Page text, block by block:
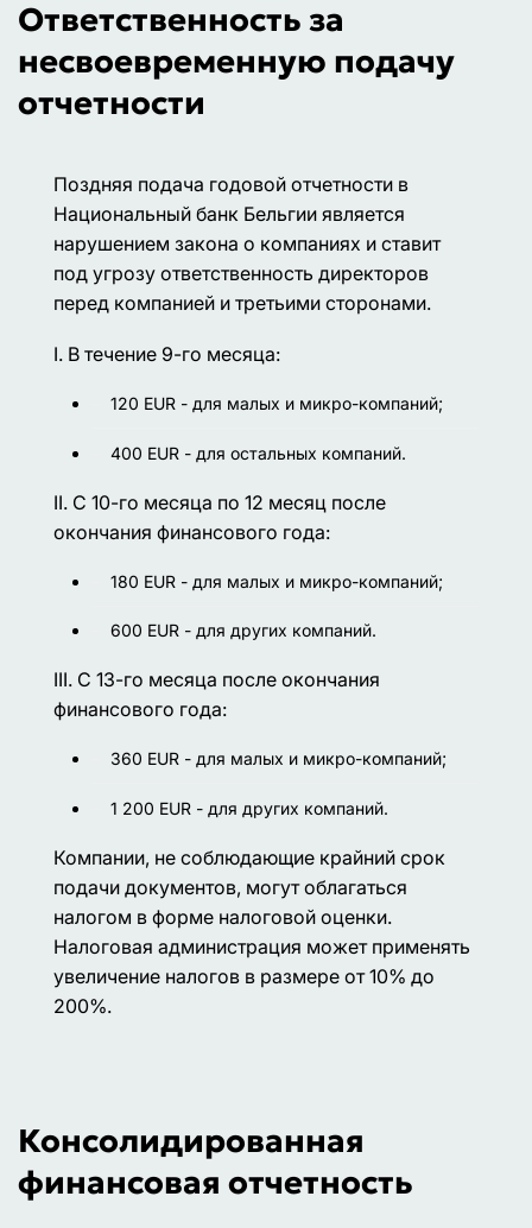
Ответственность за
несвоевременную подачу
отчетности
Поздняя подача годовой отчетности в
Национальный банк Бельгии является
нарушением закона о компаниях и ставит
под угрозу ответственность директоров
перед компанией и третьими сторонами.
I. В течение 9-го месяца:
120 EUR - для малых и микро-компаний;
400 EUR - для остальных компаний.
II. С 10-го месяца по 12 месяц после
окончания финансового года:
180 EUR - для малых и микро-компаний;
600 EUR - для других компаний.
III. С 13-го месяца после окончания
финансового года:
360 EUR - для малых и микро-компаний;
1 200 EUR - для других компаний.
Компании, не соблюдающие крайний срок
подачи документов, могут облагаться
налогом в форме налоговой оценки.
Налоговая администрация может применять
увеличение налогов в размере от 10% до
200%.
Консолидированная
финансовая отчетность